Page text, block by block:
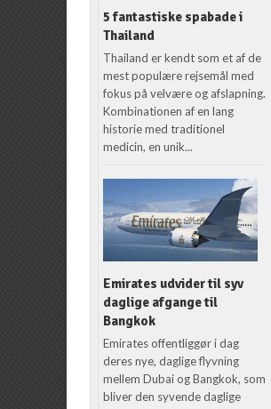
5 fantastiske spabade i
Thailand
Thailand er kendt som et af de
mest populære rejsemål med
fokus på velvære og afslapning.
Kombinationen af en lang
historie med traditionel
medicin, en unik...
Emirates udvider til syv
daglige afgange til
Bangkok
Emirates offentliggør i dag
deres nye, daglige flyvning
mellem Dubai og Bangkok, som
bliver den syvende daglige